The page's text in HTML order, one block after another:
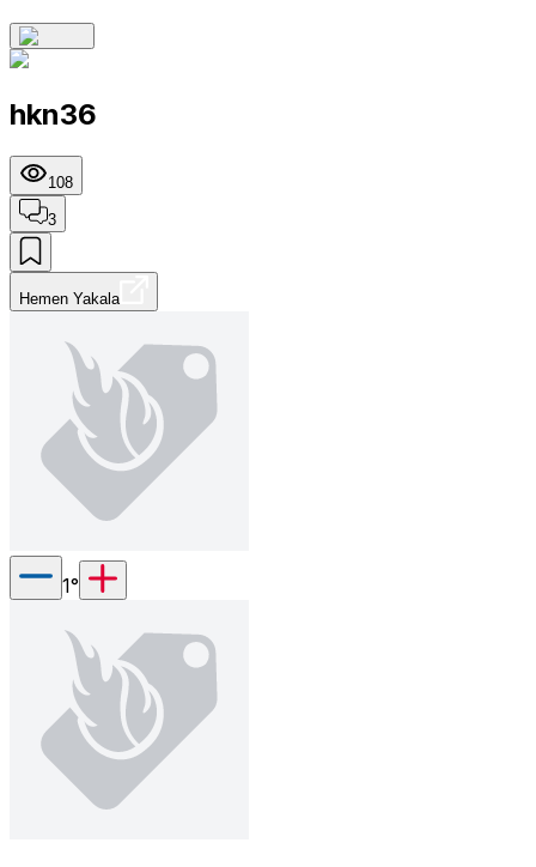
hkn36
108
3
Hemen Yakala
1°